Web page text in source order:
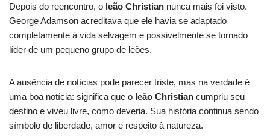
Depois do reencontro, o leão Christian nunca mais foi visto.
George Adamson acreditava que ele havia se adaptado
completamente à vida selvagem e possivelmente se tornado
líder de um pequeno grupo de leões.
A ausência de notícias pode parecer triste, mas na verdade é
uma boa notícia: significa que o leão Christian cumpriu seu
destino e viveu livre, como deveria. Sua história continua sendo
símbolo de liberdade, amor e respeito à natureza.